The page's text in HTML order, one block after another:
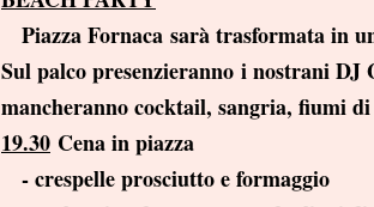
Piazza Fornaca sarà trasformata in
Sul palco presenzieranno i nostrani
mancheranno cocktail, sangria, fiumi
19.30 Cena in piazza
- crespelle prosciutto e formaggio